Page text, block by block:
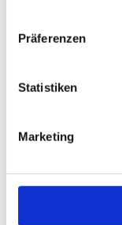
Präferenzen
Statistiken
Marketing